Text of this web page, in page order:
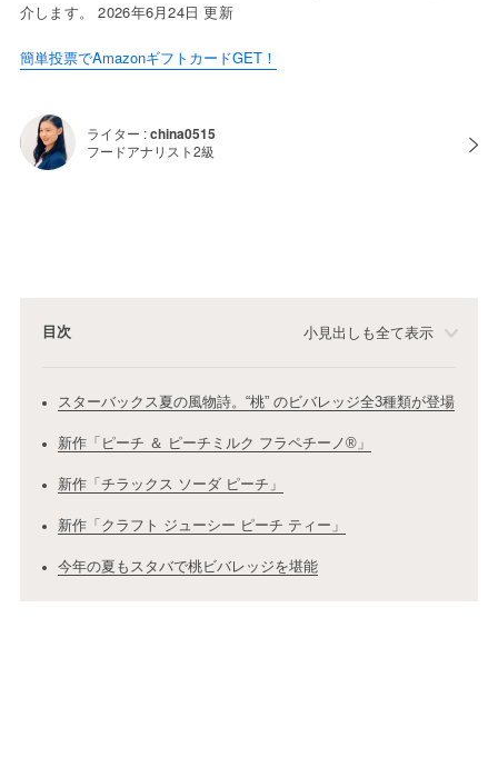
介します。 2026年6月24日 更新
簡単投票でAmazonギフトカードGET！
ライター :china0515
フードアナリスト2級
目次 小見出しも全て表示
スターバックス夏の風物詩。“桃” のビバレッジ全3種類が登場
新作「ピーチ ＆ ピーチミルク フラペチーノ®」
新作「チラックス ソーダ ピーチ」
新作「クラフト ジューシー ピーチ ティー」
今年の夏もスタバで桃ビバレッジを堪能